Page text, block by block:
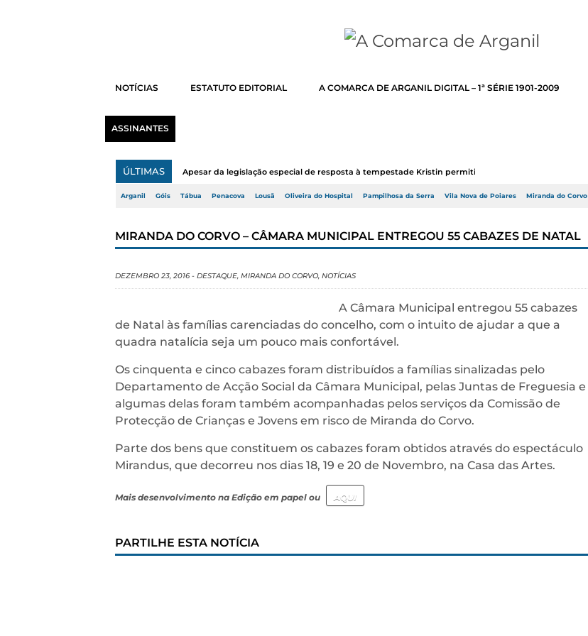
NOTÍCIAS ESTATUTO EDITORIAL A COMARCA DE ARGANIL DIGITAL – 1ª SÉRIE 1901-2009
ASSINANTES
ÚLTIMAS Apesar da legislação especial de resposta à tempestade Kristin permitir a adj...
Arganil Góis Tábua Penacova Lousã Oliveira do Hospital Pampilhosa da Serra Vila Nova de Poiares Miranda do Corvo
MIRANDA DO CORVO – CÂMARA MUNICIPAL ENTREGOU 55 CABAZES DE NATAL
DEZEMBRO 23, 2016 - DESTAQUE, MIRANDA DO CORVO, NOTÍCIAS
A Câmara Municipal entregou 55 cabazes
de Natal às famílias carenciadas do concelho, com o intuito de ajudar a que a
quadra natalícia seja um pouco mais confortável.
Os cinquenta e cinco cabazes foram distribuídos a famílias sinalizadas pelo
Departamento de Acção Social da Câmara Municipal, pelas Juntas de Freguesia e
algumas delas foram também acompanhadas pelos serviços da Comissão de
Protecção de Crianças e Jovens em risco de Miranda do Corvo.
Parte dos bens que constituem os cabazes foram obtidos através do espectáculo
Mirandus, que decorreu nos dias 18, 19 e 20 de Novembro, na Casa das Artes.
Mais desenvolvimento na Edição em papel ou AQUI
PARTILHE ESTA NOTÍCIA